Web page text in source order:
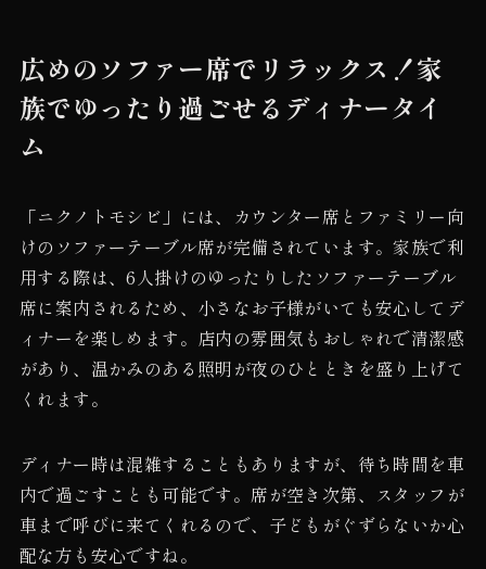
広めのソファー席でリラックス！家
族でゆったり過ごせるディナータイ
ム
「ニクノトモシビ」には、カウンター席とファミリー向
けのソファーテーブル席が完備されています。家族で利
用する際は、6人掛けのゆったりしたソファーテーブル
席に案内されるため、小さなお子様がいても安心してデ
ィナーを楽しめます。店内の雰囲気もおしゃれで清潔感
があり、温かみのある照明が夜のひとときを盛り上げて
くれます。
ディナー時は混雑することもありますが、待ち時間を車
内で過ごすことも可能です。席が空き次第、スタッフが
車まで呼びに来てくれるので、子どもがぐずらないか心
配な方も安心ですね。